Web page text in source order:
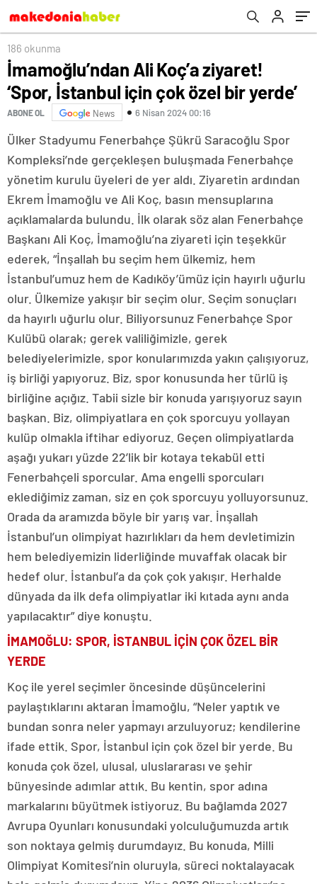
186 okunma
İmamoğlu’ndan Ali Koç’a ziyaret!
‘Spor, İstanbul için çok özel bir yerde’
ABONE OL News 6 Nisan 2024 00:16
Ülker Stadyumu Fenerbahçe Şükrü Saracoğlu Spor
Kompleksi’nde gerçekleşen buluşmada Fenerbahçe
yönetim kurulu üyeleri de yer aldı. Ziyaretin ardından
Ekrem İmamoğlu ve Ali Koç, basın mensuplarına
açıklamalarda bulundu. İlk olarak söz alan Fenerbahçe
Başkanı Ali Koç, İmamoğlu’na ziyareti için teşekkür
ederek, “İnşallah bu seçim hem ülkemiz, hem
İstanbul’umuz hem de Kadıköy’ümüz için hayırlı uğurlu
olur. Ülkemize yakışır bir seçim olur. Seçim sonuçları
da hayırlı uğurlu olur. Biliyorsunuz Fenerbahçe Spor
Kulübü olarak; gerek valiliğimizle, gerek
belediyelerimizle, spor konularımızda yakın çalışıyoruz,
iş birliği yapıyoruz. Biz, spor konusunda her türlü iş
birliğine açığız. Tabii sizle bir konuda yarışıyoruz sayın
başkan. Biz, olimpiyatlara en çok sporcuyu yollayan
kulüp olmakla iftihar ediyoruz. Geçen olimpiyatlarda
aşağı yukarı yüzde 22’lik bir kotaya tekabül etti
Fenerbahçeli sporcular. Ama engelli sporcuları
eklediğimiz zaman, siz en çok sporcuyu yolluyorsunuz.
Orada da aramızda böyle bir yarış var. İnşallah
İstanbul’un olimpiyat hazırlıkları da hem devletimizin
hem belediyemizin liderliğinde muvaffak olacak bir
hedef olur. İstanbul’a da çok çok yakışır. Herhalde
dünyada da ilk defa olimpiyatlar iki kıtada aynı anda
yapılacaktır” diye konuştu.
İMAMOĞLU: SPOR, İSTANBUL İÇİN ÇOK ÖZEL BİR
YERDE
Koç ile yerel seçimler öncesinde düşüncelerini
paylaştıklarını aktaran İmamoğlu, “Neler yaptık ve
bundan sonra neler yapmayı arzuluyoruz; kendilerine
ifade ettik. Spor, İstanbul için çok özel bir yerde. Bu
konuda çok özel, ulusal, uluslararası ve şehir
bünyesinde adımlar attık. Bu kentin, spor adına
markalarını büyütmek istiyoruz. Bu bağlamda 2027
Avrupa Oyunları konusundaki yolculuğumuzda artık
son noktaya gelmiş durumdayız. Bu konuda, Milli
Olimpiyat Komitesi’nin oluruyla, süreci noktalayacak